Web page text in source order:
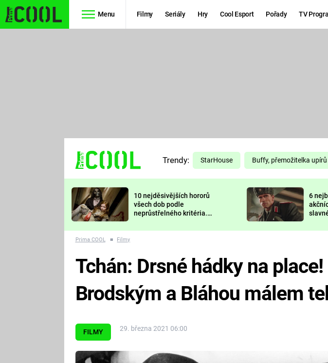
Menu Filmy Seriály Hry Cool Esport Pořady TV
TŘESKU
FUTURAMA
PREDÁTOR
Trendy: StarHouse Buffy, přemožitelka upírů
10 nejděsivějších hororů
všech dob podle
neprůstřelného kritéria.
nejvíc zvednou tep?
6
Prima COOL ■ Filmy
FILMY 29. března 2021 06:00
Tchán: Drsné hádky na
Brodským a Bláhou málem